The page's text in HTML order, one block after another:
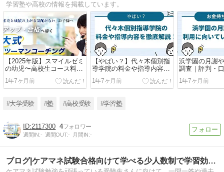
学習塾や高校の情報を掲載しています。
【2025年版】スマイルゼミ
の幼児〜高校生コース料金
を調査！通信教育で受ける
コーチングサービスの実力
1年7ヶ月前
【やばい？】代々木個別指
導学院の料金や指導内容を
徹底解説！
1年7ヶ月前
浜学園の月謝
調査｜評判・
に向いている
1年7ヶ月前
#大学受験 #塾 #高校受験 #学習塾
2117300 4
週間IN:- 週間OUT:- 月間IN:-
ブログ|ケアマネ試験合格向けて学べる少人数制で学習効率UP